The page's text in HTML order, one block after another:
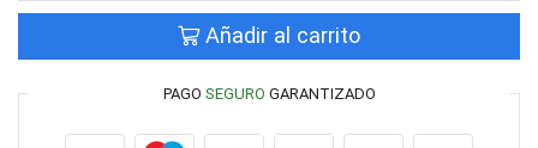
Añadir al carrito
PAGO SEGURO GARANTIZADO